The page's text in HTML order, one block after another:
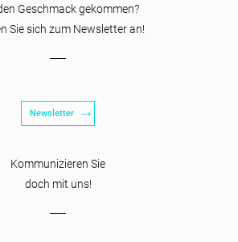
Geschmack gekommen?
Sie sich zum Newsletter an!
Newsletter
Kommunizieren Sie
doch mit uns!